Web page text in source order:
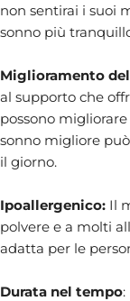
non sentirai i suoi
sonno più
Miglioramento
al supporto che
possono
sonno migliore
il giorno.
Ipoallergenico: Il
polvere e a molti
adatta per le
Durata nel tempo